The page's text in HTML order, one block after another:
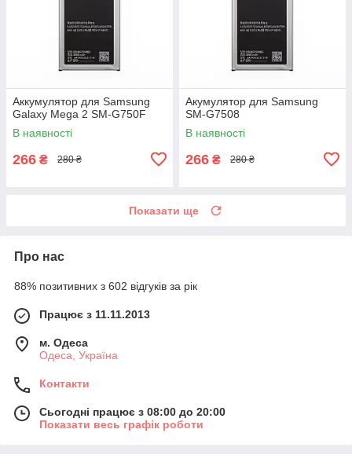
Аккумулятор для Samsung
Galaxy Mega 2 SM-G750F
В наявності
266 ₴ 280 ₴
Акумулятор для Samsung
SM-G7508
В наявності
266 ₴ 280 ₴
Показати ще
Про нас
88% позитивних з 602 відгуків за рік
Працює з 11.11.2013
м. Одеса
Одеса, Україна
Контакти
Сьогодні працює з 08:00 до 20:00
Показати весь графік роботи